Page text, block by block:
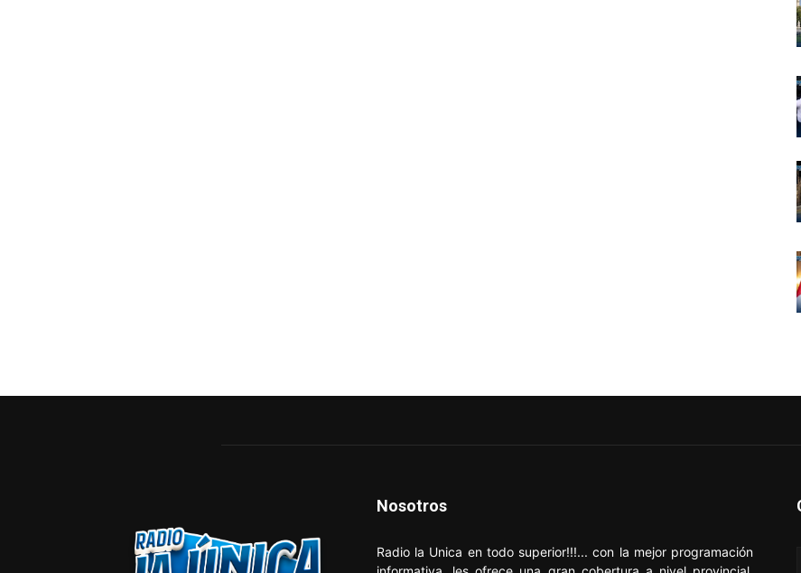
Nosotros
Radio la Unica en todo superior!!!... con la mejor programación